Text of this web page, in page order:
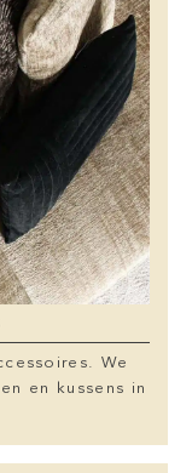
We
en kussens in